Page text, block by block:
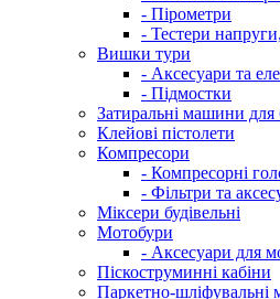
- Пірометри
- Тестери
Вишки тури
- Аксесуари та
- Підмостки
Затиральні машини для
Клейові пістолети
Компресори
- Компресорні
- Фільтри та
Міксери будівельні
Мотобури
- Аксесуари для
Піскоструминні кабіни
Паркетно-шліфувальні